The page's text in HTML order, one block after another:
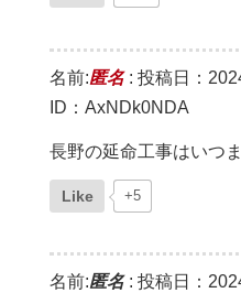
名前:匿名: 投稿日：
ID：AxNDk0NDA
長野の延命工事はいつ
Like +5
名前:匿名: 投稿日：